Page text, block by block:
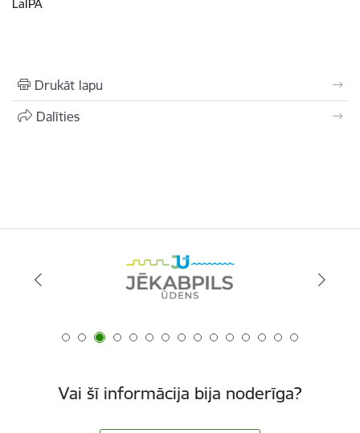
LaIPA
Drukāt lapu
Dalīties
Vai šī informācija bija noderīga?